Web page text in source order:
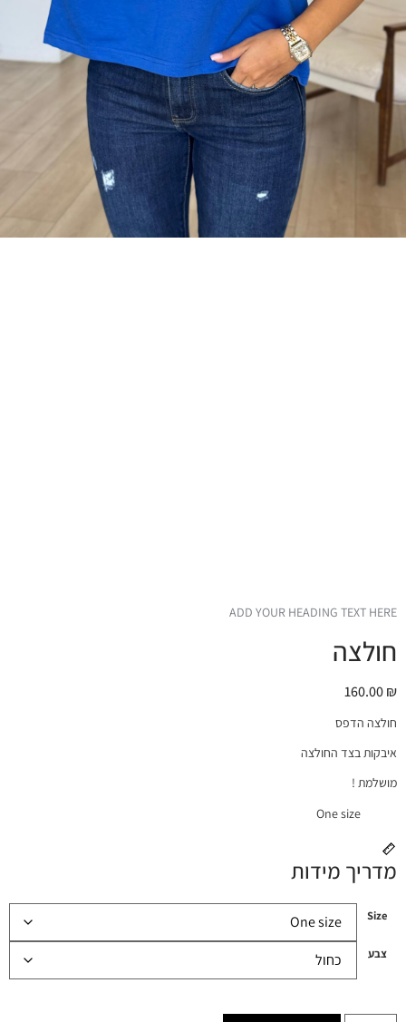
ADD YOUR HEADING TEXT HERE
חולצה
160.00₪
חולצה הדפס
איבקות בצד החולצה
מושלמת !
One size
מדריך מידות
Size
צבע